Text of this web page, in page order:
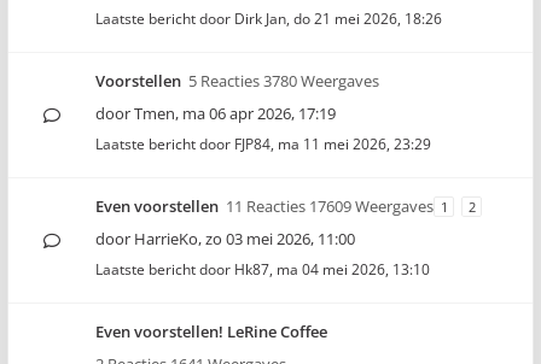
Laatste bericht door Dirk Jan, do 21 mei 2026, 18:26
Voorstellen 5 Reacties 3780 Weergaves
doorTmen, ma 06 apr 2026, 17:19
Laatste bericht door FJP84, ma 11 mei 2026, 23:29
Even voorstellen 11 Reacties 17609 Weergaves 1 2
door HarrieKo,zo 03 mei 2026, 11:00
Laatste bericht door Hk87, ma 04 mei 2026, 13:10
Even voorstellen! LeRine Coffee